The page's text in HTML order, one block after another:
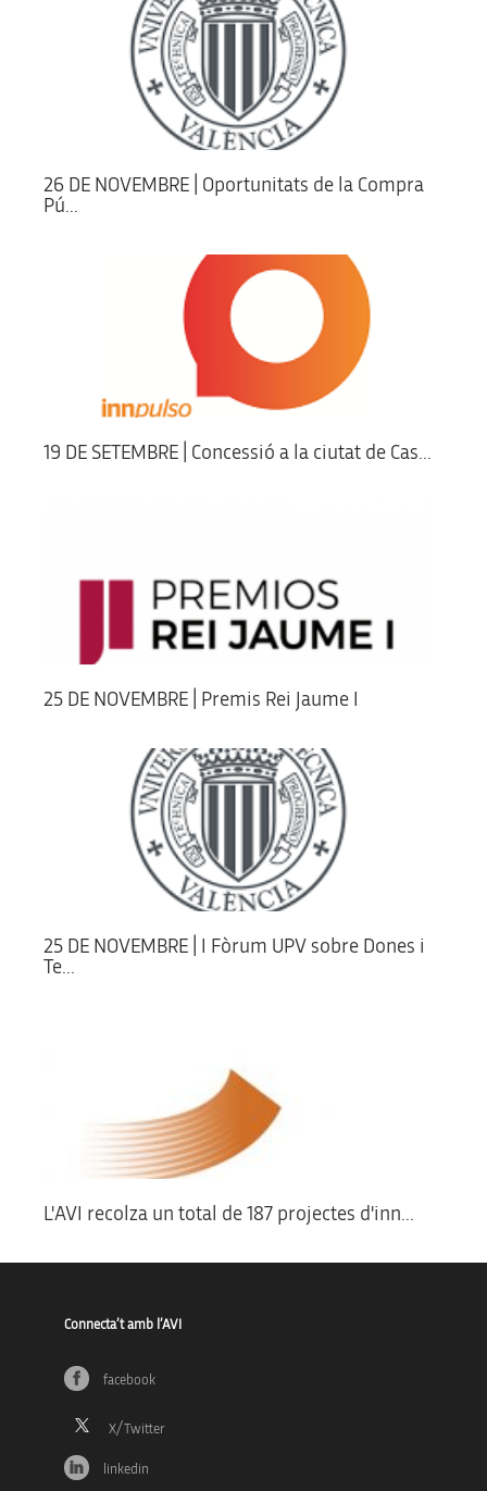
26 DE NOVEMBRE | Oportunitats de la Compra
Pú...
19 DE SETEMBRE | Concessió a la ciutat de Cas...
25 DE NOVEMBRE | Premis Rei Jaume I
25 DE NOVEMBRE | I Fòrum UPV sobre Dones i
Te...
L'AVI recolza un total de 187 projectes d'inn...
Connecta’t amb l’AVI
facebook
linkedin